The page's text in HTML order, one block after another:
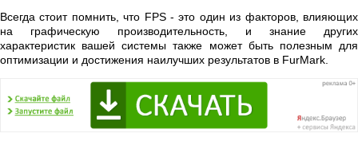
Всегда стоит помнить, что FPS - это один из факторов, влияющих
на графическую производительность, и знание других
характеристик вашей системы также может быть полезным для
оптимизации и достижения наилучших результатов в FurMark.